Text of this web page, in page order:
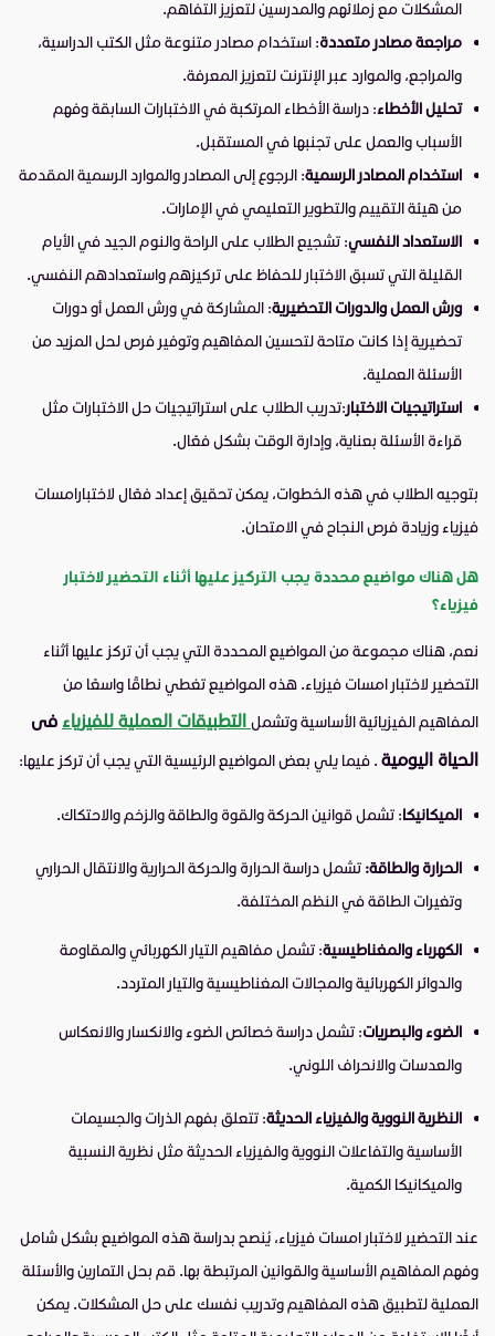
المشكلات مع زملائهم والمدرسين لتعزيز التفاهم.
مراجعة مصادر متعددة: استخدام مصادر متنوعة مثل الكتب الدراسية،
والمراجع، والموارد عبر الإنترنت لتعزيز المعرفة.
تحليل الأخطاء: دراسة الأخطاء المرتكبة في الاختبارات السابقة وفهم
الأسباب والعمل على تجنبها في المستقبل.
استخدام المصادر الرسمية: الرجوع إلى المصادر والموارد الرسمية المقدمة
من هيئة التقييم والتطوير التعليمي في الإمارات.
الاستعداد النفسي: تشجيع الطلاب على الراحة والنوم الجيد في الأيام
القليلة التي تسبق الاختبار للحفاظ على تركيزهم واستعدادهم النفسي.
ورش العمل والدورات التحضيرية: المشاركة في ورش العمل أو دورات
تحضيرية إذا كانت متاحة لتحسين المفاهيم وتوفير فرص لحل المزيد من
الأسئلة العملية.
استراتيجيات الاختبار:تدريب الطلاب على استراتيجيات حل الاختبارات مثل
قراءة الأسئلة بعناية، وإدارة الوقت بشكل فعّال.
بتوجيه الطلاب في هذه الخطوات، يمكن تحقيق إعداد فعّال لاختبارامسات
فيزياء وزيادة فرص النجاح في الامتحان.
هل هناك مواضيع محددة يجب التركيز عليها أثناء التحضير لاختبار
فيزياء؟
نعم، هناك مجموعة من المواضيع المحددة التي يجب أن تركز عليها أثناء
التحضير لاختبار امسات فيزياء. هذه المواضيع تغطي نطاقًا واسعًا من
المفاهيم الفيزيائية الأساسية وتشمل التطبيقات العملية للفيزياء فى
الحياة اليومية . فيما يلي بعض المواضيع الرئيسية التي يجب أن تركز عليها:
الميكانيكا: تشمل قوانين الحركة والقوة والطاقة والزخم والاحتكاك.
الحرارة والطاقة: تشمل دراسة الحرارة والحركة الحرارية والانتقال الحراري
وتغيرات الطاقة في النظم المختلفة.
الكهرباء والمغناطيسية: تشمل مفاهيم التيار الكهربائي والمقاومة
والدوائر الكهربائية والمجالات المغناطيسية والتيار المتردد.
الضوء والبصريات: تشمل دراسة خصائص الضوء والانكسار والانعكاس
والعدسات والانحراف اللوني.
النظرية النووية والفيزياء الحديثة: تتعلق بفهم الذرات والجسيمات
الأساسية والتفاعلات النووية والفيزياء الحديثة مثل نظرية النسبية
والميكانيكا الكمية.
عند التحضير لاختبار امسات فيزياء، يُنصح بدراسة هذه المواضيع بشكل شامل
وفهم المفاهيم الأساسية والقوانين المرتبطة بها. قم بحل التمارين والأسئلة
العملية لتطبيق هذه المفاهيم وتدريب نفسك على حل المشكلات. يمكن